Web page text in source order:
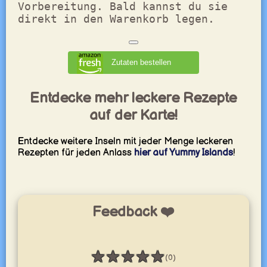
Vorbereitung. Bald kannst du sie
direkt in den Warenkorb legen.
Zutaten bestellen
Entdecke mehr leckere Rezepte
auf der Karte!
Entdecke weitere Inseln mit jeder Menge leckeren
Rezepten für jeden Anlass hier auf Yummy Islands!
Feedback ❤️
★★★★★
Bewertung: 0 / 5 (0)